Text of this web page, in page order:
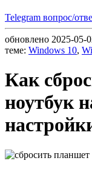
Telegram вопрос/
обновлено 2025-05-
теме: Windows 10,
Как
ноутбук